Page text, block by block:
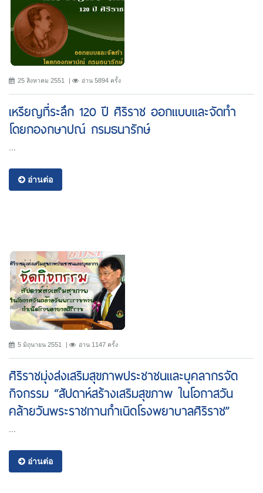
25 สิงหาคม 2551 อ่าน 5894 ครั้ง
เหรียญที่ระลึก 120 ปี ศิริราช ออกแบบและจัดทำ
โดยกองกษาปณ์ กรมธนารักษ์
อ่านต่อ
5 มิถุนายน 2551 อ่าน 1147 ครั้ง
ศิริราชมุ่งส่งเสริมสุขภาพประชาชนและบุคลากรจัด
กิจกรรม “สัปดาห์สร้างเสริมสุขภาพ ในโอกาสวัน
คล้ายวันพระราชทานกำเนิดโรงพยาบาลศิริราช”
อ่านต่อ